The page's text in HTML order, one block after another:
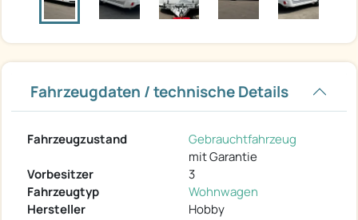
Fahrzeugdaten / technische Details
Fahrzeugzustand
Gebrauchtfahrzeug
mit Garantie
Vorbesitzer
3
Fahrzeugtyp
Wohnwagen
Hersteller
Hobby